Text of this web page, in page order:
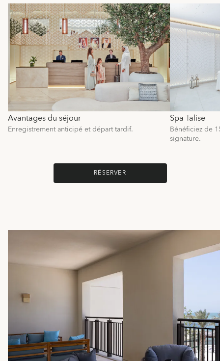
Avantages du séjour
Enregistrement anticipé et départ tardif.
Spa Talise
Bénéficiez de
signature.
RÉSERVER